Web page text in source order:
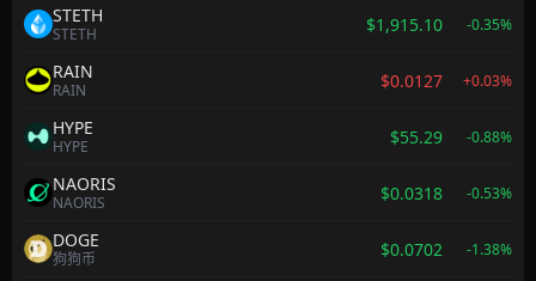
STETH
STETH $1,915.10 -0.35%
RAIN
RAIN $0.0127 +0.03%
HYPE
HYPE $55.29 -0.88%
NAORIS
NAORIS $0.0318 -0.53%
DOGE
狗狗币 $0.0702 -1.38%